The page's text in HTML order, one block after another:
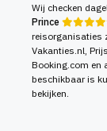
Wij checken
Prince
reisorganisaties
Vakanties.nl,
Booking.com en
beschikbaar is
bekijken.